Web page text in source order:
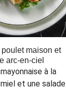
maison et
arc-en-ciel
à la
et une